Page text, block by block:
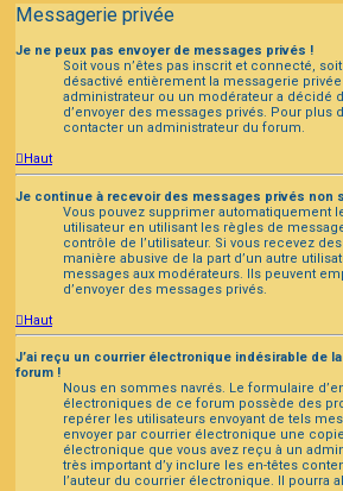
Messagerie privée
Je ne peux pas envoyer de messages privés !
Soit vous n’êtes pas inscrit et connecté,
désactivé entièrement la messagerie
administrateur ou un modérateur a décidé
d’envoyer des messages privés. Pour plus
contacter un administrateur du forum.
Haut
Je continue à recevoir des messages privés non
Vous pouvez supprimer automatiquement
utilisateur en utilisant les règles de
contrôle de l’utilisateur. Si vous recevez
manière abusive de la part d’un autre
messages aux modérateurs. Ils peuvent
d’envoyer des messages privés.
Haut
J’ai reçu un courrier électronique indésirable de
forum !
Nous en sommes navrés. Le formulaire
électroniques de ce forum possède des
repérer les utilisateurs envoyant de tels
envoyer par courrier électronique une
électronique que vous avez reçu à un
très important d’y inclure les en-têtes
l’auteur du courrier électronique. Il pourra